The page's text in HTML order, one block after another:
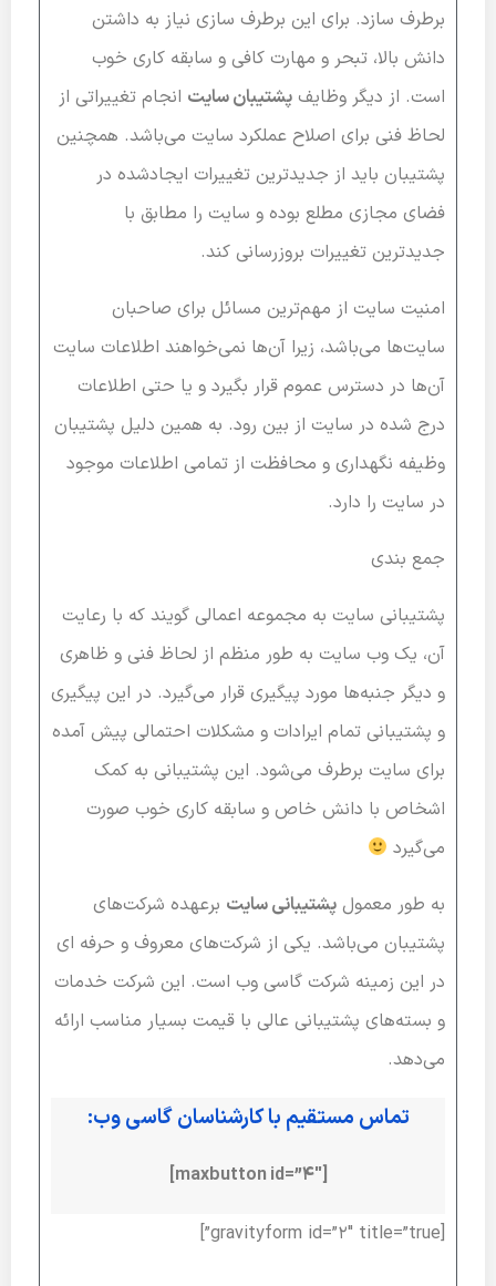
برطرف سازد. برای این برطرف سازی نیاز به داشتن
دانش بالا، تبحر و مهارت کافی و سابقه کاری خوب
است. از دیگر وظایف پشتیبان سایت انجام تغییراتی از
لحاظ فنی برای اصلاح عملکرد سایت می‌باشد. همچنین
پشتیبان باید از جدیدترین تغییرات ایجادشده در
فضای مجازی مطلع بوده و سایت را مطابق با
جدیدترین تغییرات بروزرسانی کند.
امنیت سایت از مهم‌ترین مسائل برای صاحبان
سایت‌ها می‌باشد، زیرا آن‌ها نمی‌خواهند اطلاعات سایت
آن‌ها در دسترس عموم قرار بگیرد و یا حتی اطلاعات
درج شده در سایت از بین رود. به همین دلیل پشتیبان
وظیفه نگهداری و محافظت از تمامی اطلاعات موجود
در سایت را دارد.
جمع بندی
پشتیبانی سایت به مجموعه اعمالی گویند که با رعایت
آن، یک وب سایت به طور منظم از لحاظ فنی و ظاهری
و دیگر جنبه‌ها مورد پیگیری قرار می‌گیرد. در این پیگیری
و پشتیبانی تمام ایرادات و مشکلات احتمالی پیش آمده
برای سایت برطرف می‌شود. این پشتیبانی به کمک
اشخاص با دانش خاص و سابقه کاری خوب صورت
می‌گیرد
به طور معمول پشتیبانی سایت برعهده شرکت‌های
پشتیبان می‌باشد. یکی از شرکت‌های معروف و حرفه ای
در این زمینه شرکت گاسی وب است. این شرکت خدمات
و بسته‌های پشتیبانی عالی با قیمت بسیار مناسب ارائه
می‌دهد.
تماس مستقیم با کارشناسان گاسی وب:
[maxbutton id=”4″]
[gravityform id=”2″ title=”true”]